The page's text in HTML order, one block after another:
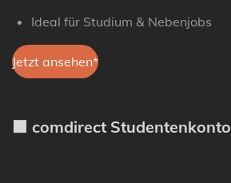
Ideal für Studium & Nebenjobs
Jetzt ansehen*
🟧 comdirect Studentenkonto